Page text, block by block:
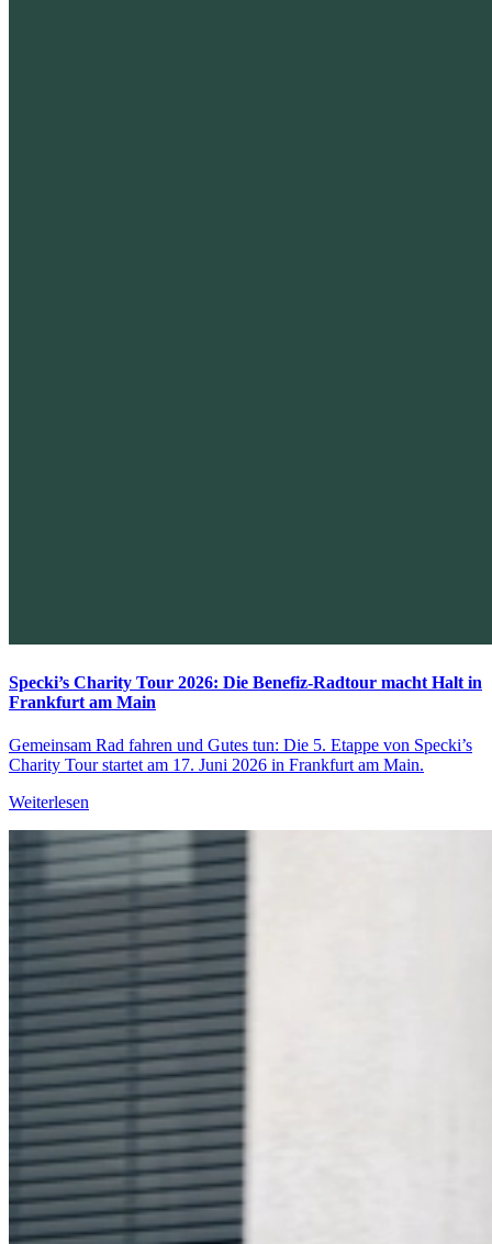
Specki’s Charity Tour 2026: Die Benefiz-Radtour macht Halt in
Frankfurt am Main
Gemeinsam Rad fahren und Gutes tun: Die 5. Etappe von Specki’s
Charity Tour startet am 17. Juni 2026 in Frankfurt am Main.
Weiterlesen